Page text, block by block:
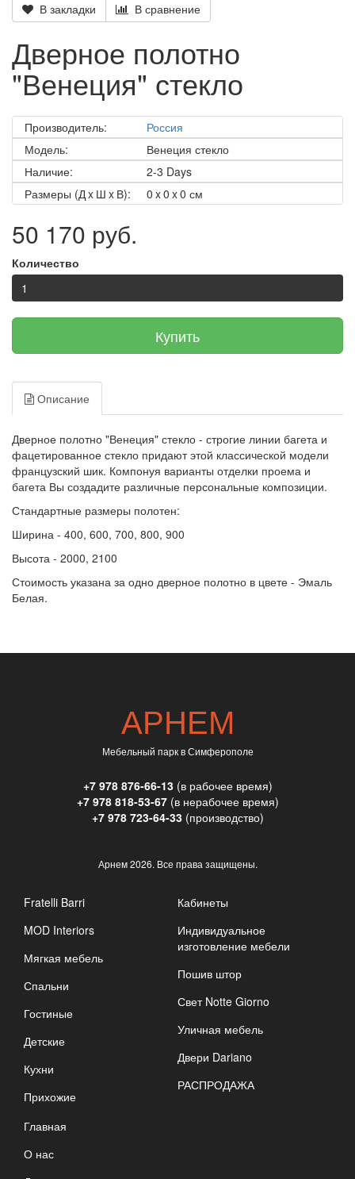
В закладки В сравнение
Дверное полотно
"Венеция" стекло
Производитель:
Россия
Модель:
Венеция стекло
Наличие:
2-3 Days
Размеры (Д x Ш x В):
0 x 0 x 0 см
50 170 руб.
Количество
Купить
Описание
Дверное полотно "Венеция" стекло - строгие линии багета и
фацетированное стекло придают этой классической модели
французский шик. Компонуя варианты отделки проема и
багета Вы создадите различные персональные композиции.
Стандартные размеры полотен:
Ширина - 400, 600, 700, 800, 900
Высота - 2000, 2100
Стоимость указана за одно дверное полотно в цвете - Эмаль
Белая.
АРНЕМ
Мебельный парк в Симферополе
+7 978 876-66-13(в рабочее время)
+7 978 818-53-67(в нерабочее время)
+7 978 723-64-33(производство)
Арнем2026. Все права защищены.
Fratelli Barri
MOD Interiors
Мягкая мебель
Спальни
Гостиные
Детские
Кухни
Прихожие
Кабинеты
Индивидуальное
изготовление мебели
Пошив штор
Свет Notte Giorno
Уличная мебель
Двери Dariano
РАСПРОДАЖА
Главная
О нас